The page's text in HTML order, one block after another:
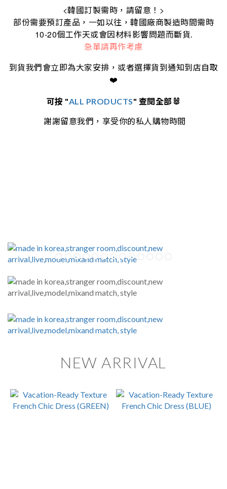
<韓國訂製需時，請留意！ >
部份需要預訂產品，一如以往，韓國廠商製造時間需時
10-20個工作天或會因材料影響問題而斷貨.
急單請再作考慮
到貨我們會立即為大家安排，或者選擇貨到通知到店自取
❤️
可按 "ALL PRODUCTS" 查閱全部🐰
謝謝留意我們，享受你的私人購物時間
NEW ARRIVAL